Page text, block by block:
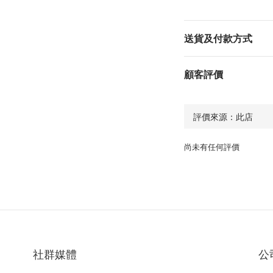
送貨及付款方式
顧客評價
尚未有任何評價
社群媒體 公